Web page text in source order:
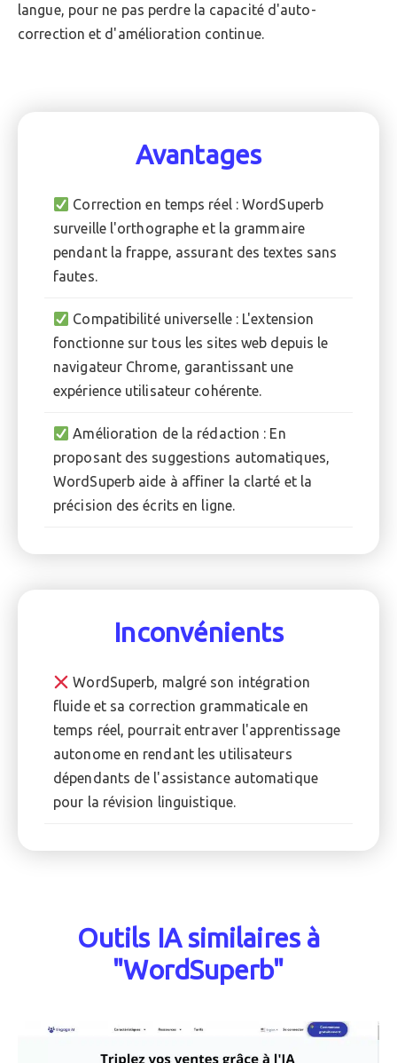
langue, pour ne pas perdre la capacité d'auto-
correction et d'amélioration continue.
Avantages
Correction en temps réel : WordSuperb
surveille l'orthographe et la grammaire
pendant la frappe, assurant des textes sans
fautes.
Compatibilité universelle : L'extension
fonctionne sur tous les sites web depuis le
navigateur Chrome, garantissant une
expérience utilisateur cohérente.
Amélioration de la rédaction : En
proposant des suggestions automatiques,
WordSuperb aide à affiner la clarté et la
précision des écrits en ligne.
Inconvénients
WordSuperb, malgré son intégration
fluide et sa correction grammaticale en
temps réel, pourrait entraver l'apprentissage
autonome en rendant les utilisateurs
dépendants de l'assistance automatique
pour la révision linguistique.
Outils IA similaires à
"WordSuperb"